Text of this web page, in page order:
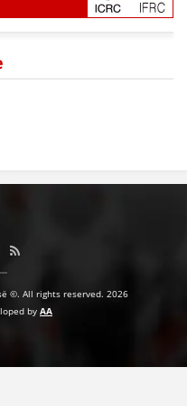
©. All rights reserved. 2026
by AA